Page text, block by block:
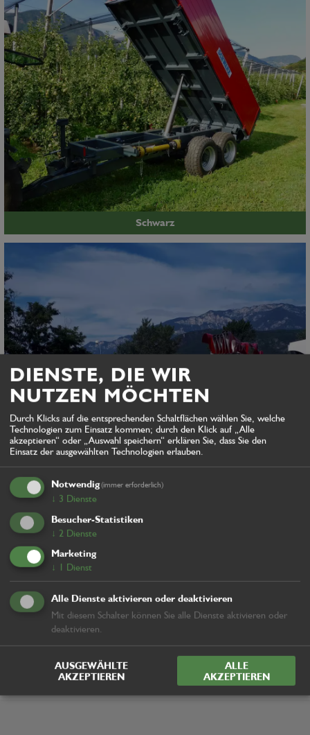
Schwarz
Zaccaria
Scheuen Sie sich nicht uns zu kontaktieren, wir werden das
perfekte Produkt auf Ihre Bedürfnisse abgeschnitten finden.
Gerne können Sie auch unseren OnlineShop besuchen.
DIENSTE, DIE WIR
NUTZEN MÖCHTEN
Durch Klicks auf die entsprechenden Schaltflächen wählen Sie, welche
Technologien zum Einsatz kommen; durch den Klick auf „Alle
akzeptieren“ oder „Auswahl speichern“ erklären Sie, dass Sie den
Einsatz der ausgewählten Technologien erlauben.
Notwendig(immer erforderlich)
↓ 3 Dienste
Besucher-Statistiken
↓ 2 Dienste
Marketing
↓ 1 Dienst
Alle Dienste aktivieren oder deaktivieren
Mit diesem Schalter können Sie alle Dienste aktivieren oder
deaktivieren.
AUSGEWÄHLTE
AKZEPTIEREN
ALLE
AKZEPTIEREN